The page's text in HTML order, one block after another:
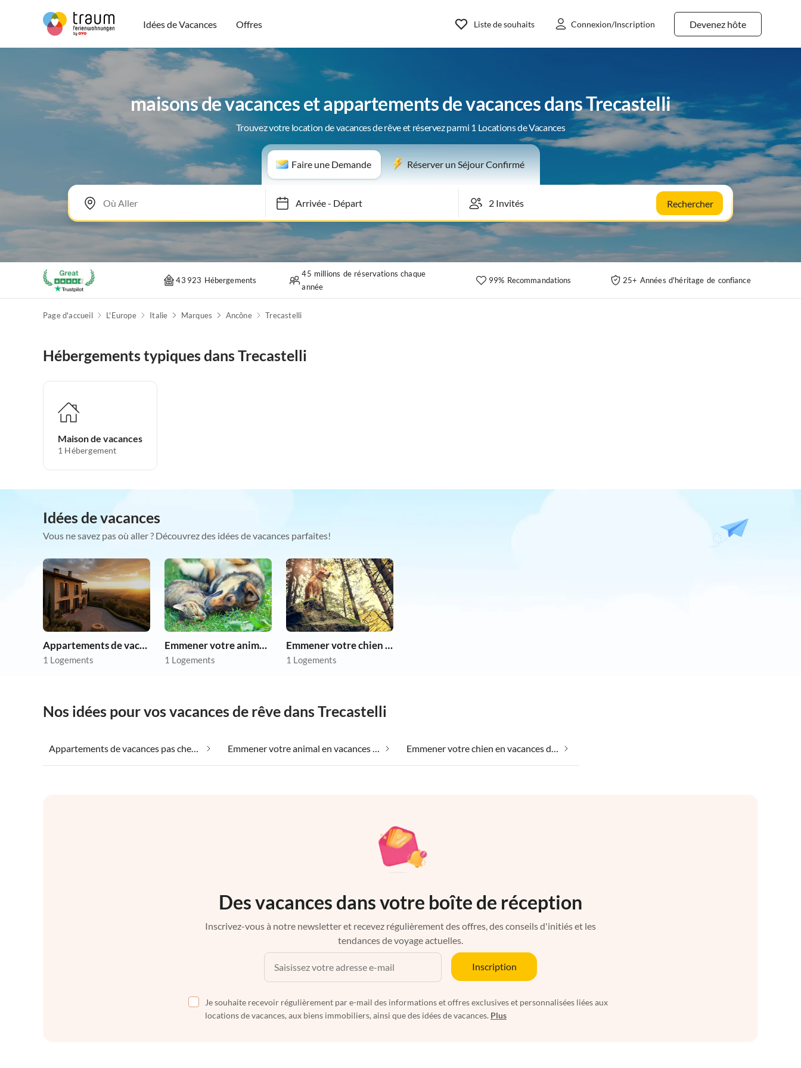
Idées de Vacances Offres Devenez hôte
Liste de souhaits Connexion/Inscription
maisons de vacances et appartements de vacances dans Trecastelli
Trouvez votre location de vacances de rêve et réservez parmi 1 Locations de Vacances
Faire une Demande Réserver un Séjour Confirmé
Arrivée-Départ Rechercher
43 923 Hébergements
45 millions de réservations chaque
année
99% Recommandations 25+ Années d'héritage de confiance
Page d'accueil L'Europe Italie Marques Ancône Trecastelli
Hébergements typiques dans Trecastelli
Maison de vacances
1 Hébergement
Idées de vacances
Vous ne savez pas où aller ? Découvrez des idées de vacances parfaites!
Appartements de vacances pas chers
1 Logements
Emmener votre animal en vacances
1 Logements
Emmener votre chien en vacances
1 Logements
Nos idées pour vos vacances de rêve dans Trecastelli
Appartements de vacances pas chers dans Trecastelli Emmener votre animal en vacances dans Trecastelli Emmener votre chien en vacances dans Trecastelli
Des vacances dans votre boîte de réception
Inscrivez-vous à notre newsletter et recevez régulièrement des offres, des conseils d'initiés et les
tendances de voyage actuelles.
Inscription
Je souhaite recevoir régulièrement par e-mail des informations et offres exclusives et personnalisées liées aux
locations de vacances, aux biens immobiliers, ainsi que des idées de vacances. Plus